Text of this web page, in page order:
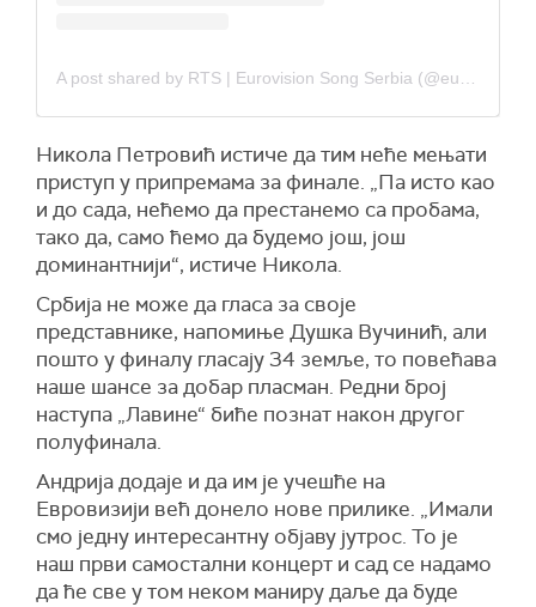
Никола Петровић истиче да тим неће мењати
приступ у припремама за финале. „Па исто као
и до сада, нећемо да престанемо са пробама,
тако да, само ћемо да будемо још, још
доминантнији“, истиче Никола.
Србија не може да гласа за своје
представнике, напомиње Душка Вучинић, али
пошто у финалу гласају 34 земље, то повећава
наше шансе за добар пласман. Редни број
наступа „Лавине“ биће познат након другог
полуфинала.
Андрија додаје и да им је учешће на
Евровизији већ донело нове прилике. „Имали
смо једну интересантну објаву јутрос. То је
наш први самостални концерт и сад се надамо
да ће све у том неком маниру даље да буде